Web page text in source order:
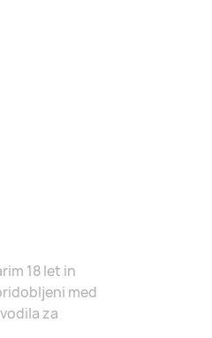
18 let in
med
za